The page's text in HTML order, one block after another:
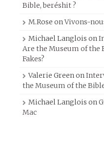
Bible, beréshit ?
M.Rose onVivons-
Michael Langlois on
Are the Museum of the
Fakes?
Valerie Greenon
the Museum of the
Michael Langlois on
Mac